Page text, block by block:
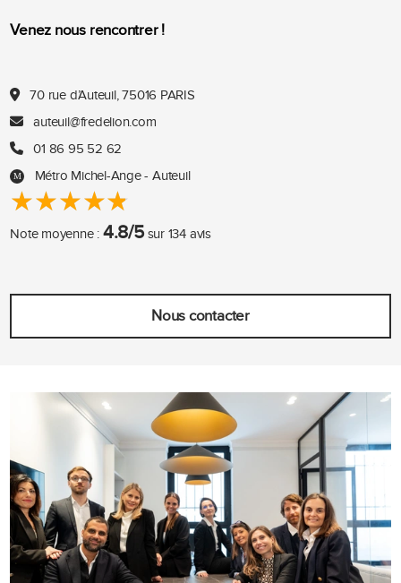
Venez nous rencontrer !
70 rue d’Auteuil, 75016 PARIS
auteuil@fredelion.com
01 86 95 52 62
Métro Michel-Ange - Auteuil
★★★★★
★★★★★
Note moyenne : 4.8/5sur 134avis
Nous contacter